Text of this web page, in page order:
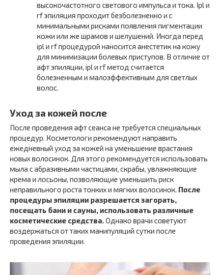
высокочастотного светового импульса и тока. Ipl и
rf эпиляция проходит безболезненно и с
минимальными рисками появления пигментации
кожи или же шрамов и шелушений. Иногда перед
ipl и rf процедурой наносится анестетик на кожу
для минимизации болевых приступов. В отличие от
афт эпиляции, ipl и rf метод считается
болезненным и малоэффективным для светлых
волос.
Уход за кожей после
После проведения афт сеанса не требуется специальных
процедур. Косметологи рекомендуют направить
ежедневный уход за кожей на уменьшение врастания
новых волосинок. Для этого рекомендуется использовать
мыла с абразивными частицами, скрабы, увлажняющие
крема и лосьоны, позволяющие уменьшить риск
неправильного роста тонких и мягких волосинок. После
процедуры эпиляции разрешается загорать,
посещать бани и сауны, использовать различные
косметические средства.Однако врачи советуют
воздержаться от таких манипуляций сутки после
проведения эпиляции.